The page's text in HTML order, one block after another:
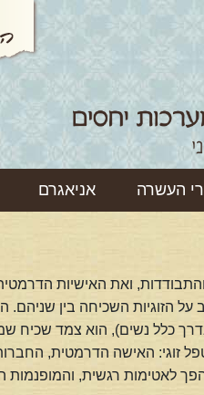
העשרה אניאגרם
ואת האישיות
על הזוגיות השכיחה בין
כלל נשים), הוא צמד
זוגי: האישה הדרמטית,
לאטימות רגשית, והמופנמות